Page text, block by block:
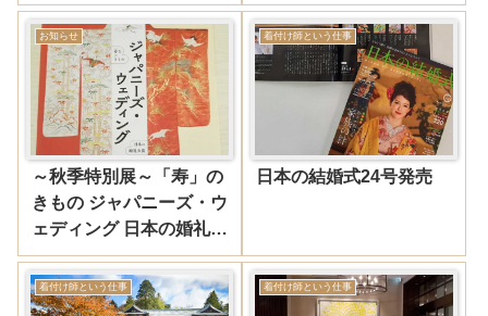
お知らせ
～秋季特別展～「寿」の
きもの ジャパニーズ・ウ
ェディング 日本の婚礼衣
裳
着付け師という仕事
日本の結婚式24号発売
着付け師という仕事 着付け師という仕事